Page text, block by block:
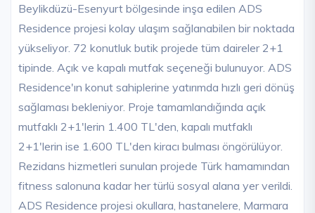
Beylikdüzü-Esenyurt bölgesinde inşa edilen ADS
Residence projesi kolay ulaşım sağlanabilen bir noktada
yükseliyor. 72 konutluk butik projede tüm daireler 2+1
tipinde. Açık ve kapalı mutfak seçeneği bulunuyor. ADS
Residence'ın konut sahiplerine yatırımda hızlı geri dönüş
sağlaması bekleniyor. Proje tamamlandığında açık
mutfaklı 2+1'lerin 1.400 TL'den, kapalı mutfaklı
2+1'lerin ise 1.600 TL'den kiracı bulması öngörülüyor.
Rezidans hizmetleri sunulan projede Türk hamamından
fitness salonuna kadar her türlü sosyal alana yer verildi.
ADS Residence projesi okullara, hastanelere, Marmara